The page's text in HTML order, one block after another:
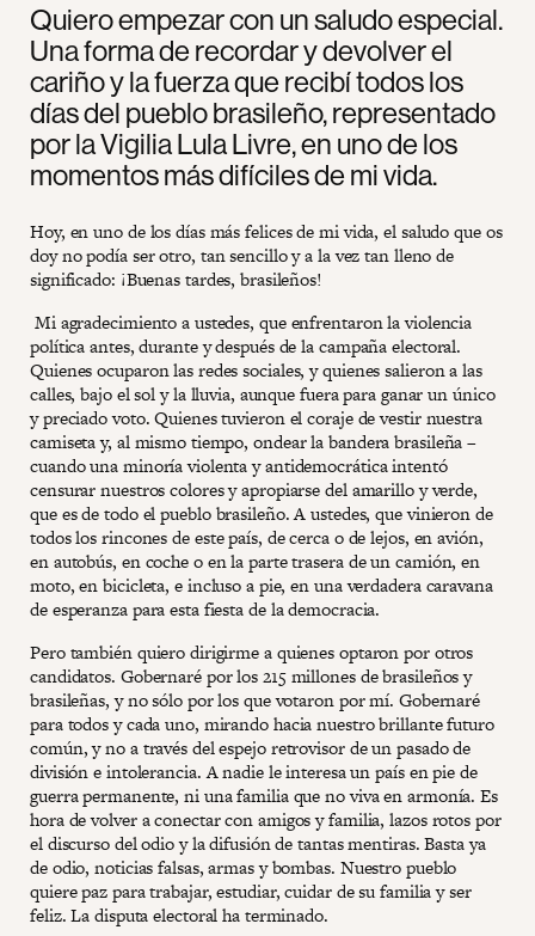
Quiero empezar con un saludo especial.
Una forma de recordar y devolver el
cariño y la fuerza que recibí todos los
días del pueblo brasileño, representado
por la Vigilia Lula Livre, en uno de los
momentos más difíciles de mi vida.
Hoy, en uno de los días más felices de mi vida, el saludo que os
doy no podía ser otro, tan sencillo y a la vez tan lleno de
significado: ¡Buenas tardes, brasileños!
Mi agradecimiento a ustedes, que enfrentaron la violencia
política antes, durante y después de la campaña electoral.
Quienes ocuparon las redes sociales, y quienes salieron a las
calles, bajo el sol y la lluvia, aunque fuera para ganar un único
y preciado voto. Quienes tuvieron el coraje de vestir nuestra
camiseta y, al mismo tiempo, ondear la bandera brasileña –
cuando una minoría violenta y antidemocrática intentó
censurar nuestros colores y apropiarse del amarillo y verde,
que es de todo el pueblo brasileño. A ustedes, que vinieron de
todos los rincones de este país, de cerca o de lejos, en avión,
en autobús, en coche o en la parte trasera de un camión, en
moto, en bicicleta, e incluso a pie, en una verdadera caravana
de esperanza para esta fiesta de la democracia.
Pero también quiero dirigirme a quienes optaron por otros
candidatos. Gobernaré por los 215 millones de brasileños y
brasileñas, y no sólo por los que votaron por mí. Gobernaré
para todos y cada uno, mirando hacia nuestro brillante futuro
común, y no a través del espejo retrovisor de un pasado de
división e intolerancia. A nadie le interesa un país en pie de
guerra permanente, ni una familia que no viva en armonía. Es
hora de volver a conectar con amigos y familia, lazos rotos por
el discurso del odio y la difusión de tantas mentiras. Basta ya
de odio, noticias falsas, armas y bombas. Nuestro pueblo
quiere paz para trabajar, estudiar, cuidar de su familia y ser
feliz. La disputa electoral ha terminado.